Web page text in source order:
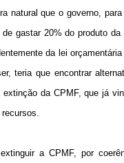
natural que o governo,
gastar 20% do produto da
da lei
teria que encontrar
extinção da CPMF, que já
a CPMF, por